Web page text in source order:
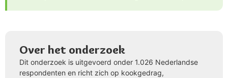
Over het onderzoek
Dit onderzoek is uitgevoerd onder 1.026 Nederlandse
respondenten en richt zich op kookgedrag,